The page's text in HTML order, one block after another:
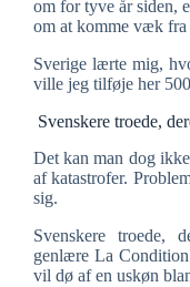
om for tyve år siden,
om at komme væk fra
Sverige lærte mig,
ville jeg tilføje her
Svenskere troede,
Det kan man dog
af katastrofer.
sig.
Svenskere troede,
genlære La
vil dø af en uskøn